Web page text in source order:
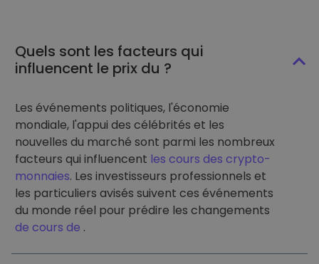
Quels sont les facteurs qui
influencent le prix du ?
Les événements politiques, l'économie
mondiale, l'appui des célébrités et les
nouvelles du marché sont parmi les nombreux
facteurs qui influencent les cours des crypto-
monnaies. Les investisseurs professionnels et
les particuliers avisés suivent ces événements
du monde réel pour prédire les changements
de cours de .